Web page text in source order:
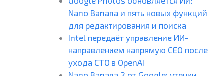
Nano Banana и пять новых функций
для редактирования и поиска
Intel передаёт управление ИИ-
направлением напрямую CEO после
ухода CTO в OpenAI